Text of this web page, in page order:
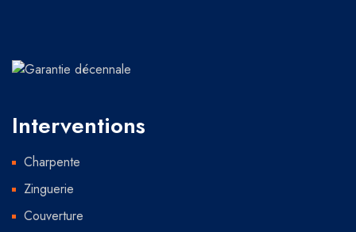
Interventions
Charpente
Zinguerie
Couverture